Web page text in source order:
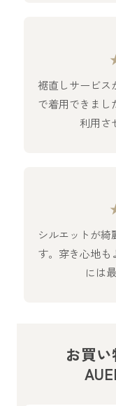
裾直しサービス
で着用できまし
利用さ
シルエットが綺
す。穿き心地も
には
お買